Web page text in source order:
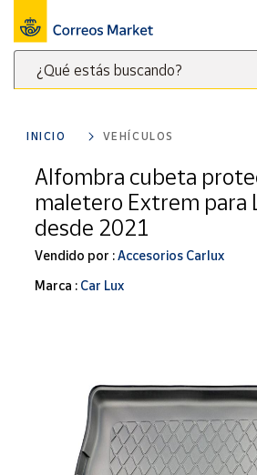
¿Qué estás buscando?
clave
para
buscar
productos
Correos
Menú
Nuestro
catálogo
Alimentación
Bebidas
Ocio y cultura
Juguetes y
juegos
Libros y
INICIO VEHÍCULOS
Alfombra cubeta
maletero Extrem para
desde 2021
Vendido por :Accesorios Carlux
Marca : Car Lux